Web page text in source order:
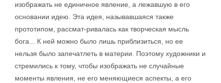
изображать не единичное явление, а лежавшую в его
основании идею. Эта идея, называвшаяся также
прототипом, рассмат-ривалась как творческая мысль
бога... К ней можно было лишь приблизиться, но ее
нельзя было запечатлеть в материи. Поэтому художники и
стремились к тому, чтобы изображать не случайные
моменты явления, не его меняющиеся аспекты, а его